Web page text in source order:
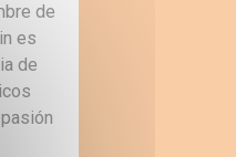
de
es
de